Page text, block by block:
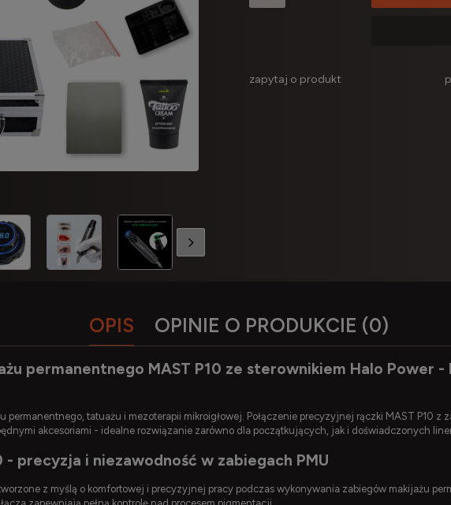
zapytaj o produkt
OPIS OPINIE O PRODUKCIE (0)
permanentnego MAST P10 ze sterownikiem Halo Power
permanentnego, tatuażu i mezoterapii mikroigłowej. Połączenie precyzyjnej rączki MAST P10 z
akcesoriami - idealne rozwiązanie zarówno dla początkujących, jak i doświadczonych
- precyzja i niezawodność w zabiegach PMU
z myślą o komfortowej i precyzyjnej pracy podczas wykonywania zabiegów makijażu